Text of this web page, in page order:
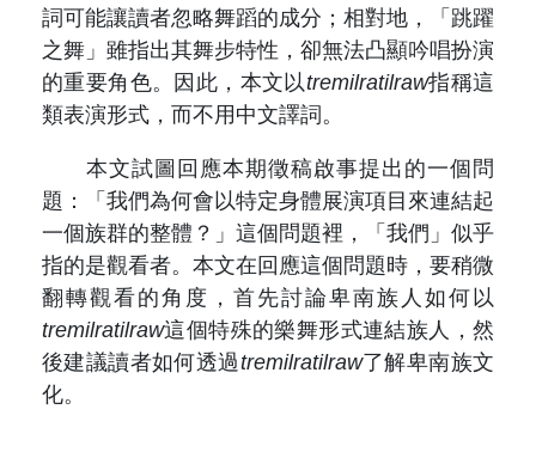
詞可能讓讀者忽略舞蹈的成分；相對地，「跳躍
之舞」雖指出其舞步特性，卻無法凸顯吟唱扮演
的重要角色。因此，本文以tremilratilraw指稱這
類表演形式，而不用中文譯詞。
本文試圖回應本期徵稿啟事提出的一個問
題：「我們為何會以特定身體展演項目來連結起
一個族群的整體？」這個問題裡，「我們」似乎
指的是觀看者。本文在回應這個問題時，要稍微
翻轉觀看的角度，首先討論卑南族人如何以
tremilratilraw這個特殊的樂舞形式連結族人，然
後建議讀者如何透過tremilratilraw了解卑南族文
化。